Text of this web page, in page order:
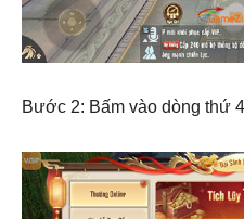
Bước 2: Bấm vào dòng thứ 4